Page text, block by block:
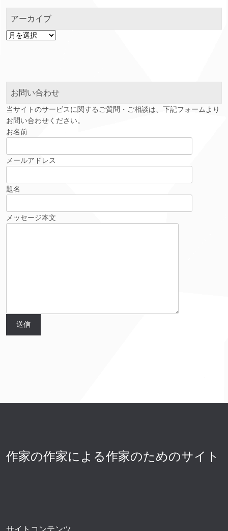
アーカイブ
ア
お問い合わせ
当サイトのサービスに関するご質問・ご相談は、下記フォームより
お問い合わせください。
お名前
メールアドレス
題名
メッセージ本文
作家の作家による作家のためのサイト
サイトコンテンツ